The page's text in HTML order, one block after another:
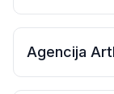
— коллеги
Agencija